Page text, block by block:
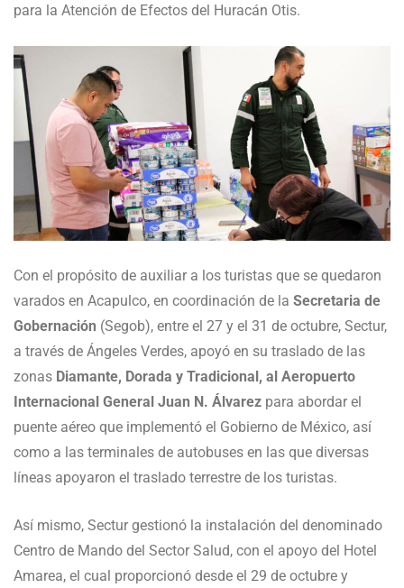
para la Atención de Efectos del Huracán Otis.
Con el propósito de auxiliar a los turistas que se quedaron
varados en Acapulco, en coordinación de la Secretaria de
Gobernación (Segob), entre el 27 y el 31 de octubre, Sectur,
a través de Ángeles Verdes, apoyó en su traslado de las
zonas Diamante, Dorada y Tradicional, al Aeropuerto
Internacional General Juan N. Álvarez para abordar el
puente aéreo que implementó el Gobierno de México, así
como a las terminales de autobuses en las que diversas
líneas apoyaron el traslado terrestre de los turistas.
Así mismo, Sectur gestionó la instalación del denominado
Centro de Mando del Sector Salud, con el apoyo del Hotel
Amarea, el cual proporcionó desde el 29 de octubre y